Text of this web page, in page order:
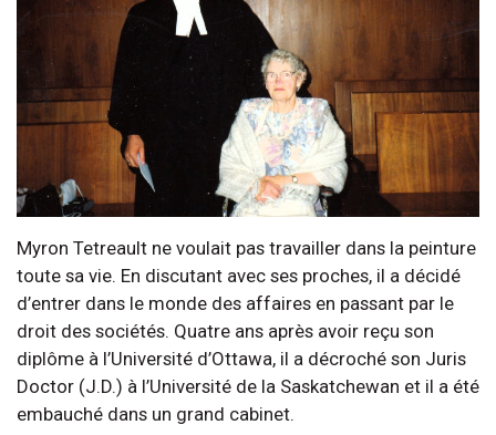
Myron Tetreault ne voulait pas travailler dans la peinture
toute sa vie. En discutant avec ses proches, il a décidé
d’entrer dans le monde des affaires en passant par le
droit des sociétés. Quatre ans après avoir reçu son
diplôme à l’Université d’Ottawa, il a décroché son Juris
Doctor (J.D.) à l’Université de la Saskatchewan et il a été
embauché dans un grand cabinet.